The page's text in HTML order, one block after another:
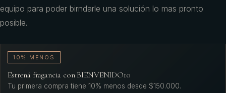
equipo para poder birndarle una solución lo mas pronto
posible.
10% MENOS
Estrená fragancia con BIENVENIDO10
Tu primera compra tiene 10% menos desde $150.000.